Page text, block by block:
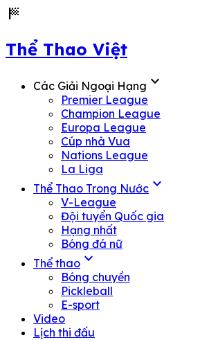
sports_score
Thể Thao Việt
Các Giải Ngoại Hạng expand_more
Premier League
Champion League
Europa League
Cúp nhà Vua
Nations League
La Liga
Thể Thao Trong Nước expand_more
V-League
Đội tuyển Quốc gia
Hạng nhất
Bóng đá nữ
Thể thao expand_more
Bóng chuyền
Pickleball
E-sport
Video
Lịch thi đấu